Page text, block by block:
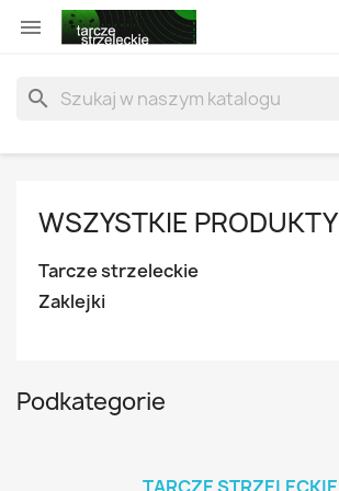

search
WSZYSTKIE PRODUKTY
Tarcze strzeleckie
Zaklejki
Podkategorie